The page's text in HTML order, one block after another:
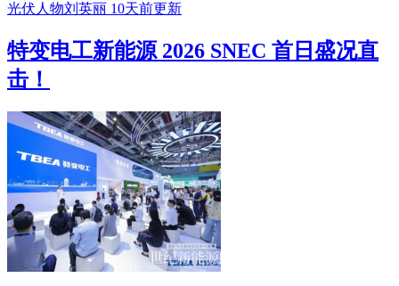
光伏人物刘英丽 10天前更新
特变电工新能源 2026 SNEC 首日盛况直
击！